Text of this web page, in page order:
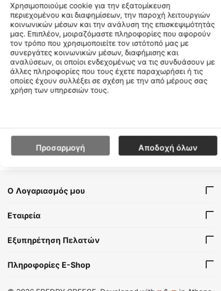
Freddy Animal print and
plain colour zip-front
Ο Λογαριασμός μου
Εταιρεία
Εξυπηρέτηση Πελατών
Πληροφορίες E-Shop
Χρησιμοποιούμε cookie για την εξατομίκευση
περιεχομένου και διαφημίσεων, την παροχή λειτουργιών
κοινωνικών μέσων και την ανάλυση της επισκεψιμότητάς
μας. Επιπλέον, μοιραζόμαστε πληροφορίες που αφορούν
τον τρόπο που χρησιμοποιείτε τον ιστότοπό μας με
συνεργάτες κοινωνικών μέσων, διαφήμισης και
αναλύσεων, οι οποίοι ενδεχομένως να τις συνδυάσουν με
άλλες πληροφορίες που τους έχετε παραχωρήσει ή τις
οποίες έχουν συλλέξει σε σχέση με την από μέρους σας
χρήση των υπηρεσιών τους.
Προσαρμογή Αποδοχή όλων